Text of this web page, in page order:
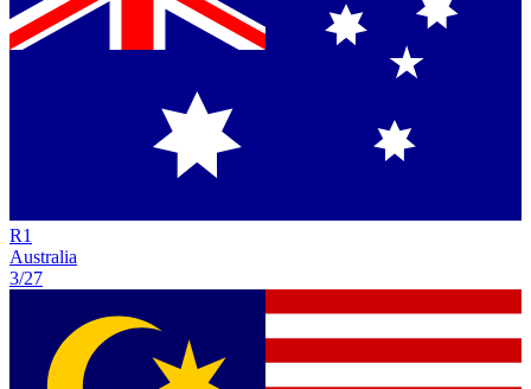
R1
Australia
3/27